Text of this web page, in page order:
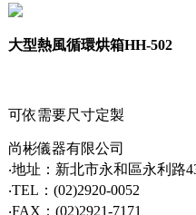
大型熱風循環烘箱HH-502
可依需要尺寸定製
尚彬儀器有限公司
‧地址：新北市永和區永利路
‧TEL：(02)2920-0052
‧FAX：(02)2921-7171